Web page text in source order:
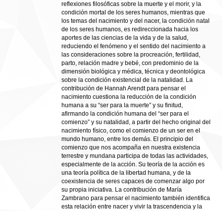
reflexiones filosóficas sobre la muerte y el morir, y la
condición mortal de los seres humanos, mientras que
los temas del nacimiento y del nacer, la condición natal
de los seres humanos, es redireccionada hacia los
aportes de las ciencias de la vida y de la salud,
reduciendo el fenómeno y el sentido del nacimiento a
las consideraciones sobre la procreación, fertilidad,
parto, relación madre y bebé, con predominio de la
dimensión biológica y médica, técnica y deontológica
sobre la condición existencial de la natalidad. La
contribución de Hannah Arendt para pensar el
nacimiento cuestiona la reducción de la condición
humana a su “ser para la muerte” y su finitud,
afirmando la condición humana del “ser para el
comienzo” y su natalidad, a partir del hecho original del
nacimiento físico, como el comienzo de un ser en el
mundo humano, entre los demás. El principio del
comienzo que nos acompaña en nuestra existencia
terrestre y mundana participa de todas las actividades,
especialmente de la acción. Su teoría de la acción es
una teoría política de la libertad humana, y de la
coexistencia de seres capaces de comenzar algo por
su propia iniciativa. La contribución de María
Zambrano para pensar el nacimiento también identifica
esta relación entre nacer y vivir la trascendencia y la